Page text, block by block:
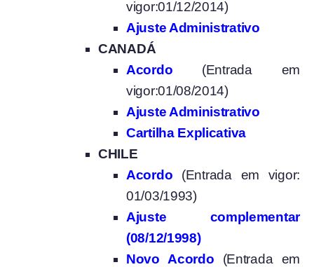
vigor:01/12/2014)
Ajuste Administrativo
CANADÁ
Acordo (Entrada em
vigor:01/08/2014)
Ajuste Administrativo
Cartilha Explicativa
CHILE
Acordo (Entrada em vigor:
01/03/1993)
Ajuste complementar
(08/12/1998)
Novo Acordo (Entrada em